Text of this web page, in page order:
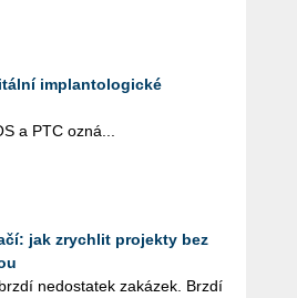
implantologické
a PTC ozná­...
jak zrychlit projekty bez
ne­do­sta­tek za­ká­zek. Brzdí